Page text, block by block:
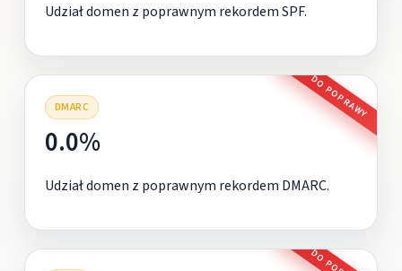
Udział domen z poprawnym rekordem SPF.
DMARC DO POPRAWY
0.0%
Udział domen z poprawnym rekordem DMARC.